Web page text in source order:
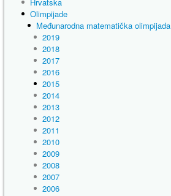
Olimpijade
Međunarodna matematička olimpijada
2019
2018
2017
2016
2015
2014
2013
2012
2011
2010
2009
2008
2007
2006